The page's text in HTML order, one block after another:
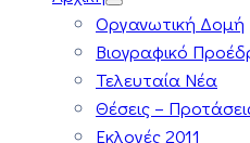
Οργανωτική Δομή
Βιογραφικό
Τελευταία Νέα
Θέσεις –
Εκλογές 2011